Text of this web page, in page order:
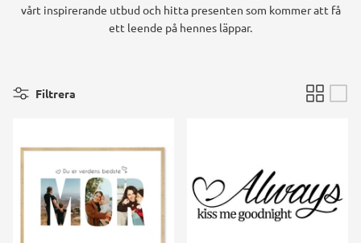
Pirat temafest
Rum temafest
vårt inspirerande utbud och hitta presenten som kommer att få
ett leende på hennes läppar.
Filtrera